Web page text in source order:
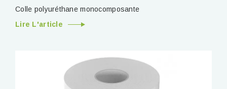
Colle polyuréthane monocomposante
Lire L'article